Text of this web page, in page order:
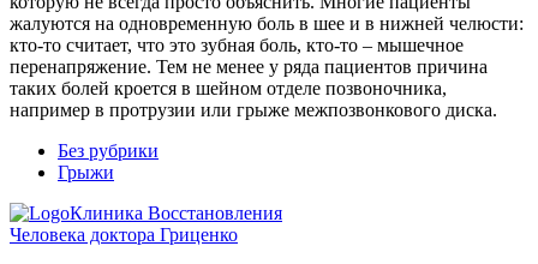
жалуются на одновременную боль в шее и в нижней челюсти:
кто-то считает, что это зубная боль, кто-то – мышечное
перенапряжение. Тем не менее у ряда пациентов причина
таких болей кроется в шейном отделе позвоночника,
например в протрузии или грыже межпозвонкового диска.
Без рубрики
Грыжи
Клиника Восстановления
Человека доктора Гриценко